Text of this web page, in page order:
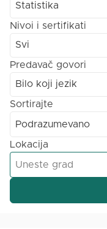
Statistika
Nivoi i sertifikati
Svi
Predavač govori
Bilo koji jezik
Sortirajte
Podrazumevano
Lokacija